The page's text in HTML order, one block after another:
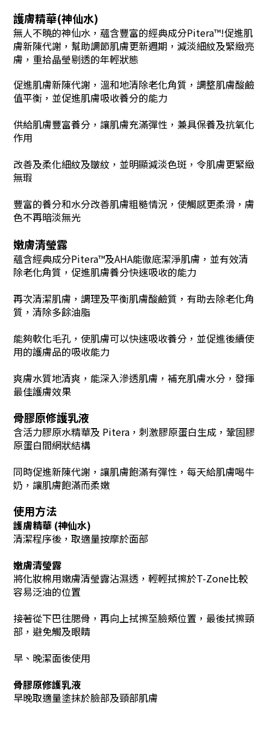
護膚精華(神仙水)
無人不曉的神仙水，蘊含豐富的經典成分Pitera™!促進肌
膚新陳代謝，幫助調節肌膚更新週期，減淡細紋及緊緻亮
膚，重拾晶瑩剔透的年輕狀態
促進肌膚新陳代謝，溫和地清除老化角質，調整肌膚酸鹼
值平衡，並促進肌膚吸收養分的能力
供給肌膚豐富養分，讓肌膚充滿彈性，兼具保養及抗氧化
作用
改善及柔化細紋及皺紋，並明顯減淡色斑，令肌膚更緊緻
無瑕
豐富的養分和水分改善肌膚粗糙情況，使觸感更柔滑，膚
色不再暗淡無光
嫩膚清瑩露
蘊含經典成分Pitera™及AHA能徹底潔淨肌膚，並有效清
除老化角質，促進肌膚養分快速吸收的能力
再次清潔肌膚，調理及平衡肌膚酸鹼質，有助去除老化角
質，清除多餘油脂
能夠軟化毛孔，使肌膚可以快速吸收養分，並促進後續使
用的護膚品的吸收能力
爽膚水質地清爽，能深入滲透肌膚，補充肌膚水分，發揮
最佳護膚效果
骨膠原修護乳液
含活力膠原水精華及 Pitera，刺激膠原蛋白生成，鞏固膠
原蛋白間網狀結構
同時促進新陳代謝，讓肌膚飽滿有彈性 ， 每天給肌膚喝牛
奶，讓肌膚飽滿而柔嫩
使用方法
護膚精華 (神仙水)
清潔程序後，取適量按摩於面部
嫩膚清瑩露
將化妝棉用嫩膚清瑩露沾濕透，輕輕拭擦於T-Zone比較
容易泛油的位置
接著從下巴往腮骨，再向上拭擦至臉頰位置，最後拭擦頸
部，避免觸及眼睛
早、晚潔面後使用
骨膠原修護乳液
早晚取適量塗抹於臉部及頸部肌膚